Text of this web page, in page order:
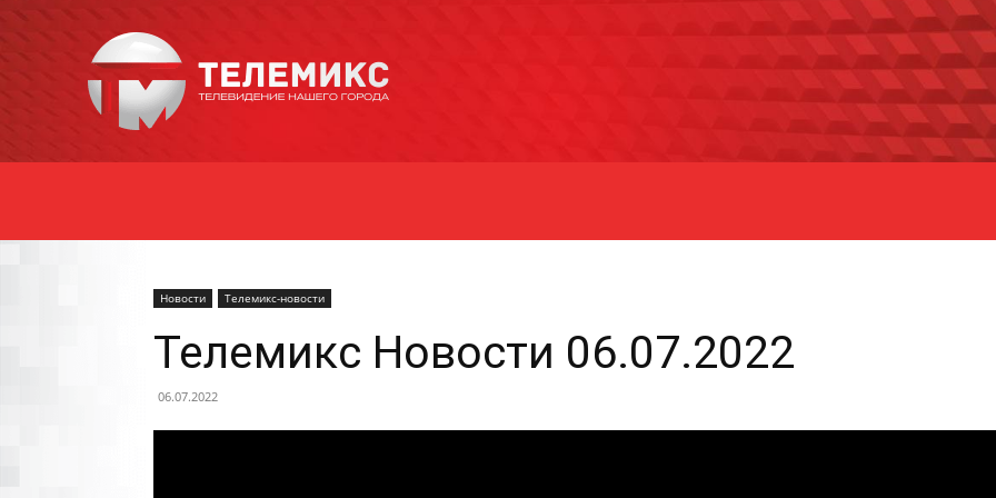
Уссурийска
Новости Телемикс-новости
Телемикс Новости 06.07.2022
06.07.2022